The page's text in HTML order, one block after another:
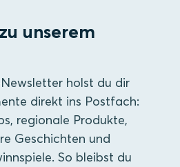
unserem
holst du dir
direkt ins Postfach:
regionale Produkte,
Geschichten und
So bleibst du